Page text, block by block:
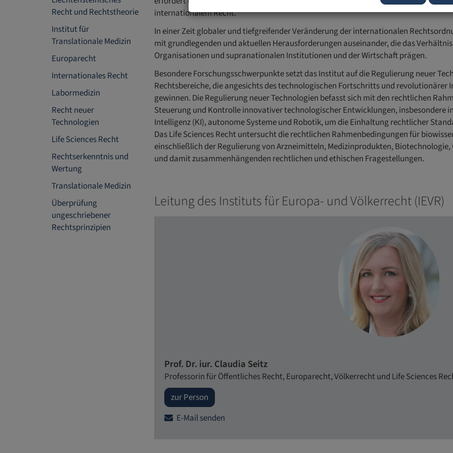
Recht und Rechtstheorie
Institut für
Translationale Medizin
Europarecht
Internationales Recht
Labormedizin
Recht neuer
Technologien
Life Sciences Recht
Rechtserkenntnis und
Wertung
Translationale Medizin
Überprüfung
ungeschriebener
Rechtsprinzipien
internationalem Recht.
In einer Zeit globaler und tiefgreifender Veränderung der internationalen
mit grundlegenden und aktuellen Herausforderungen auseinander, die das
Organisationen und supranationalen Institutionen und der Wirtschaft prägen.
Besondere Forschungsschwerpunkte setzt das Institut auf die Regulierung neuer
Rechtsbereiche, die angesichts des technologischen Fortschritts und revolutionärer
gewinnen. Die Regulierung neuer Technologien befasst sich mit den rechtlichen
Steuerung und Kontrolle innovativer technologischer Entwicklungen, insbesondere
Intelligenz (KI), autonome Systeme und Robotik, um die Einhaltung rechtlicher
Das Life Sciences Recht untersucht die rechtlichen Rahmenbedingungen für
einschließlich der Regulierung von Arzneimitteln, Medizinprodukten,
und damit zusammenhängenden rechtlichen und ethischen Fragestellungen.
Leitung des Instituts für Europa- und Völkerrecht (IEVR)
Prof. Dr. iur. Claudia Seitz
Professorin für Öffentliches Recht, Europarecht, Völkerrecht und Life Sciences
zur Person
E-Mail senden